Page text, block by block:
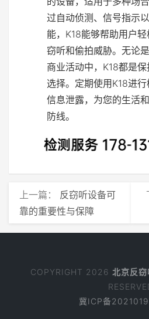
过自动侦测、信号指示
能，K18能够帮助用户
窃听和偷拍威胁。无论
商业活动中，K18都是
选择。定期使用K18进
信息泄露，为您的生活
防线。
上一篇： 反窃听设备可
靠的重要性与保障
COPYRIGHT 2026 北京反
冀ICP备